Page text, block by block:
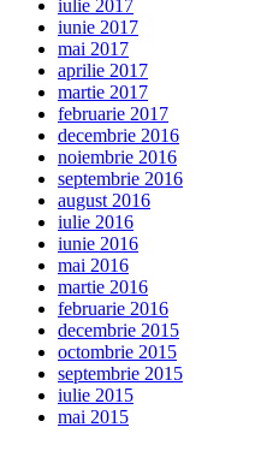
iulie 2017
iunie 2017
mai 2017
aprilie 2017
martie 2017
februarie 2017
decembrie 2016
noiembrie 2016
septembrie 2016
august 2016
iulie 2016
iunie 2016
mai 2016
martie 2016
februarie 2016
decembrie 2015
octombrie 2015
septembrie 2015
iulie 2015
mai 2015